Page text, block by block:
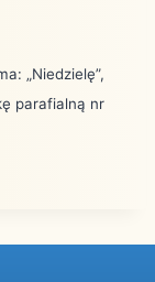
„Niedzielę”,
parafialną nr